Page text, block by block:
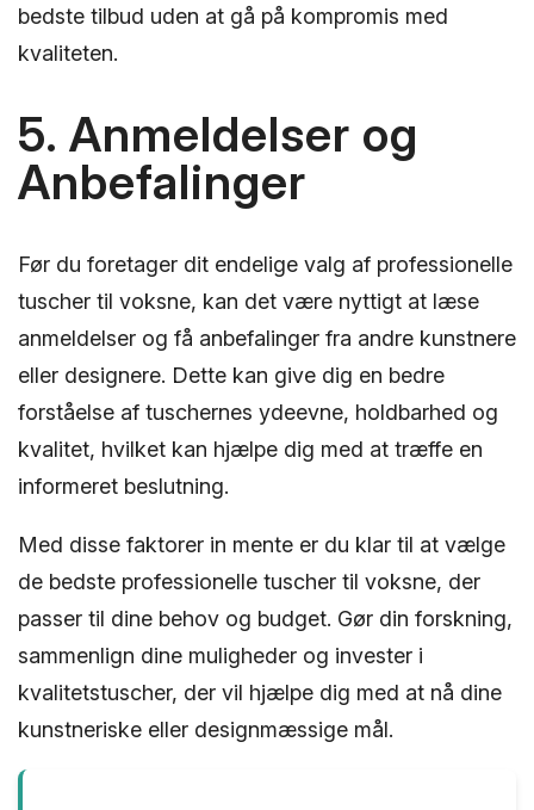
bedste tilbud uden at gå på kompromis med
kvaliteten.
5. Anmeldelser og
Anbefalinger
Før du foretager dit endelige valg af professionelle
tuscher til voksne, kan det være nyttigt at læse
anmeldelser og få anbefalinger fra andre kunstnere
eller designere. Dette kan give dig en bedre
forståelse af tuschernes ydeevne, holdbarhed og
kvalitet, hvilket kan hjælpe dig med at træffe en
informeret beslutning.
Med disse faktorer in mente er du klar til at vælge
de bedste professionelle tuscher til voksne, der
passer til dine behov og budget. Gør din forskning,
sammenlign dine muligheder og invester i
kvalitetstuscher, der vil hjælpe dig med at nå dine
kunstneriske eller designmæssige mål.